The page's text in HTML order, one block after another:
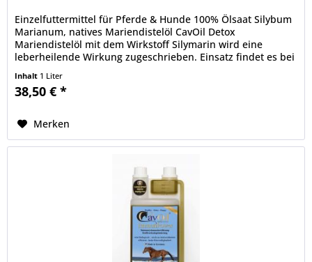
Einzelfuttermittel für Pferde & Hunde 100% Ölsaat Silybum
Marianum, natives Mariendistelöl CavOil Detox
Mariendistelöl mit dem Wirkstoff Silymarin wird eine
leberheilende Wirkung zugeschrieben. Einsatz findet es bei
Leber- und...
Inhalt 1 Liter
38,50 € *
Merken